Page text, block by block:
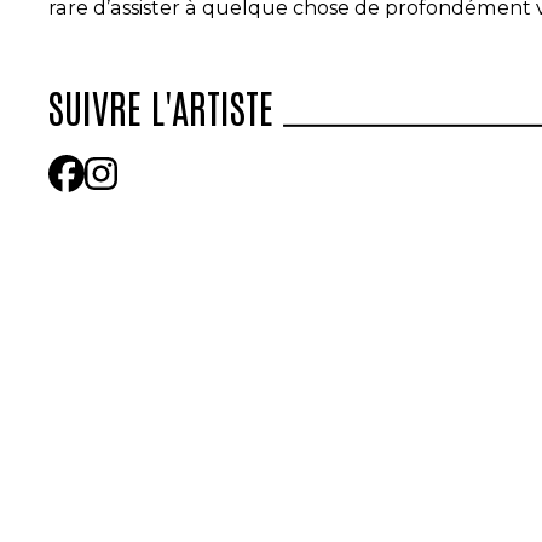
rare d’assister à quelque chose de profondément
SUIVRE L'ARTISTE